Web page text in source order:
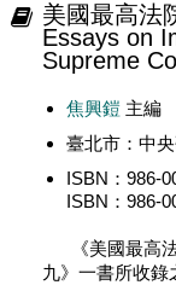
美國最高法
Essays on
Supreme
焦興鎧 主編
臺北市：中
ISBN：986-
ISBN：986-
《美國最高
九》一書所收錄